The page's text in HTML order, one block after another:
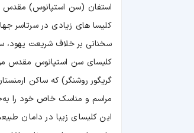
استفان (سن استپانوس) مقدس
سخنانی بر خلاف شریعت یهود،
کلیسای سن استپانوس مقدس
گریگور روشنگر) که ساکن
مراسم و مناسک خاص خود را
این کلیسای زیبا در دامان